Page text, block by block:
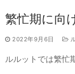
繁忙期に向
2022年9月6日
ルルットでは繁忙